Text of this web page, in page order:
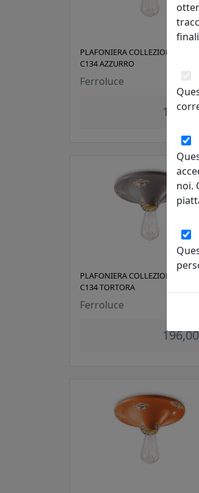
PLAFONIERA COLLEZIONE
C134 AZZURRO
Ferroluce
PLAFONIERA COLLEZIONE
C134 TORTORA
Ferroluce
noi.